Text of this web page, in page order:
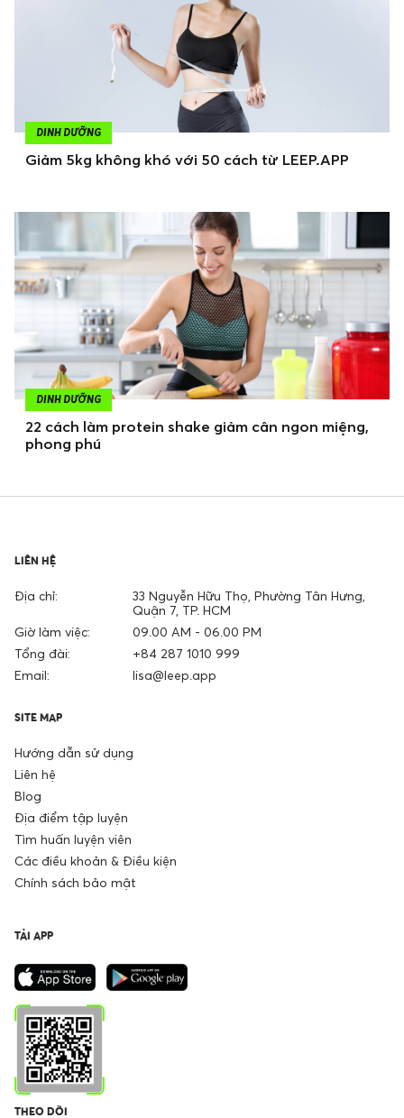
DINH DƯỠNG
Giảm 5kg không khó với 50 cách từ LEEP.APP
DINH DƯỠNG
22 cách làm protein shake giảm cân ngon miệng,
phong phú
LIÊN HỆ
Địa chỉ:
33 Nguyễn Hữu Thọ, Phường Tân Hưng,
Quận 7, TP. HCM
Giờ làm việc:
09.00 AM - 06.00 PM
Tổng đài:
+84 287 1010 999
Email:
lisa@leep.app
SITE MAP
Hướng dẫn sử dụng
Liên hệ
Blog
Địa điểm tập luyện
Tìm huấn luyện viên
Các điều khoản & Điều kiện
Chính sách bảo mật
TẢI APP
THEO DÕI